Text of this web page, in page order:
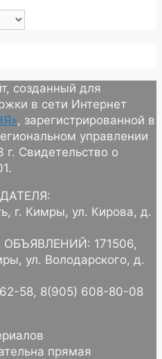
созданный для
в сети Интернет
, зарегистрированной в
управлении
Свидетельство о
г. Кимры, ул. Кирова, д.
171506,
ул. Володарского, д.
58, 8(905) 608-80-08
прямая